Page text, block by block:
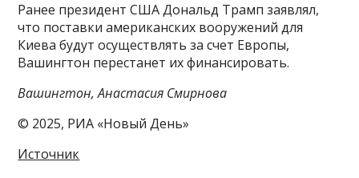
Ранее президент США Дональд Трамп заявлял,
что поставки американских вооружений для
Киева будут осуществлять за счет Европы,
Вашингтон перестанет их финансировать.
Вашингтон, Анастасия Смирнова
© 2025, РИА «Новый День»
Источник